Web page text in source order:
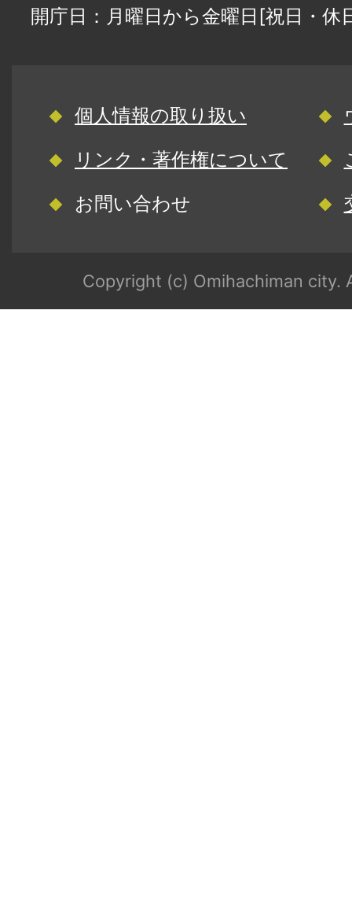
開庁日：月曜日から金曜日[祝日・
個人情報の取り扱い
リンク・著作権について
お問い合わせ
Copyright (c) Omihachiman city.